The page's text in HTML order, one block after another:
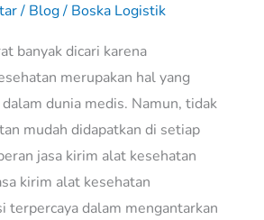
/ Blog/ Boska Logistik
banyak dicari karena
merupakan hal yang
dunia medis. Namun, tidak
mudah didapatkan di setiap
jasa kirim alat kesehatan
kirim alat kesehatan
terpercaya dalam mengantarkan